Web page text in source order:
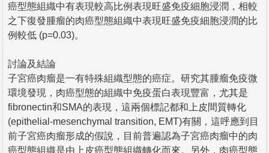
癌型態組織中有表現較高比例表現旺盛免疫細胞浸潤，相較
之下復發腫瘤的肉癌型態組織中表現旺盛免疫細胞浸潤的比
例較低 (p=0.03)。
討論及結論
子宮癌肉瘤是一有特殊組織型態的癌症。研究其腫瘤免疫微
環境發現，肉癌型態的組織中免疫蛋白表現豐富，尤其是
fibronectin和SMA的表現，這兩個標記都和上皮間質轉化
(epithelial-mesenchymal transition, EMT)有關，這呼應到目
前子宮癌肉瘤形成的假說，目前普遍認為子宮癌肉瘤中的肉
癌型態組織是由上皮癌型態組織轉化而來。另外，肉癌型態